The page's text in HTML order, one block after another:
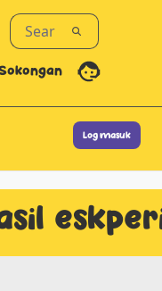
Log masuk
ST